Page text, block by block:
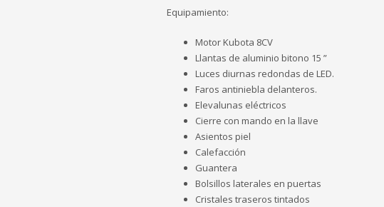
Equipamiento:
Motor Kubota 8CV
Llantas de aluminio bitono 15 ”
Luces diurnas redondas de LED.
Faros antiniebla delanteros.
Elevalunas eléctricos
Cierre con mando en la llave
Asientos piel
Calefacción
Guantera
Bolsillos laterales en puertas
Cristales traseros tintados